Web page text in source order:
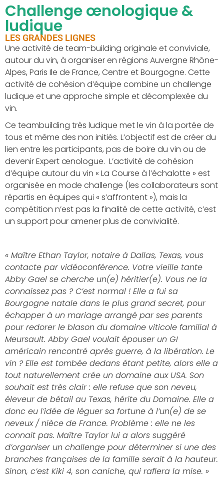
Challenge œnologique &
ludique
LES GRANDES LIGNES
Une activité de team-building originale et conviviale,
autour du vin, à organiser en régions Auvergne Rhône-
Alpes, Paris Ile de France, Centre et Bourgogne. Cette
activité de cohésion d’équipe combine un challenge
ludique et une approche simple et décomplexée du
vin.
Ce teambuilding très ludique met le vin à la portée de
tous et même des non initiés. L’objectif est de créer du
lien entre les participants, pas de boire du vin ou de
devenir Expert œnologue. L’activité de cohésion
d’équipe autour du vin « La Course à l’échalotte » est
organisée en mode challenge (les collaborateurs sont
répartis en équipes qui « s’affrontent »), mais la
compétition n’est pas la finalité de cette activité, c’est
un support pour amener plus de convivialité.
« Maître Ethan Taylor, notaire à Dallas, Texas, vous
contacte par vidéoconférence. Votre vieille tante
Abby Gael se cherche un(e) héritier(e). Vous ne la
connaissez pas ? C’est normal ! Elle a fui sa
Bourgogne natale dans le plus grand secret, pour
échapper à un mariage arrangé par ses parents
pour redorer le blason du domaine viticole familial à
Meursault. Abby Gael voulait épouser un GI
américain rencontré après guerre, à la libération. Le
vin ? Elle est tombée dedans étant petite, alors elle a
tout naturellement crée un domaine aux USA. Son
souhait est très clair : elle refuse que son neveu,
éleveur de bétail au Texas, hérite du Domaine. Elle a
donc eu l’idée de léguer sa fortune à l’un(e) de se
neveux / nièce de France. Problème : elle ne les
connait pas. Maître Taylor lui a alors suggéré
d’organiser un challenge pour déterminer si une des
branches françaises de la famille serait à la hauteur.
Sinon, c’est Kiki 4, son caniche, qui raflera la mise. »